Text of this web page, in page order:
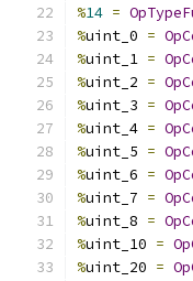
%14 =
%uint_0 =
%uint_1 =
%uint_2 =
%uint_3 =
%uint_4 =
%uint_5 =
%uint_6 =
%uint_7 =
%uint_8 =
%uint_10 =
%uint_20 =